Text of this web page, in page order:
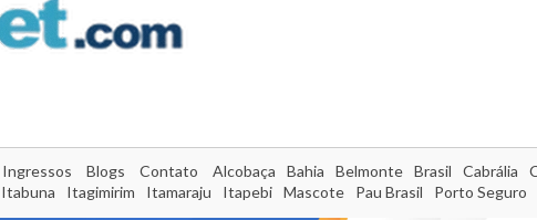
Ingressos Blogs Contato Alcobaça Bahia Belmonte Brasil Cabrália
Itabuna Itagimirim Itamaraju Itapebi Mascote Pau Brasil Porto Seguro